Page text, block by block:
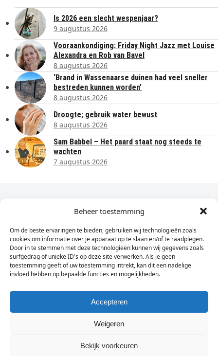
Beheer toestemming
Om de beste ervaringen te bieden, gebruiken wij technologieën zoals
cookies om informatie over je apparaat op te slaan en/of te raadplegen.
Door in te stemmen met deze technologieën kunnen wij gegevens zoals
surfgedrag of unieke ID's op deze site verwerken. Als je geen
toestemming geeft of uw toestemming intrekt, kan dit een nadelige
invloed hebben op bepaalde functies en mogelijkheden.
Accepteren
Weigeren
Bekijk voorkeuren
Is 2026 een slecht wespenjaar?
9 augustus 2026
Vooraankondiging: Friday Night Jazz met Louise
Alexandra en Rob van Bavel
8 augustus 2026
‘Brand in Wassenaarse duinen had veel sneller
bestreden kunnen worden’
8 augustus 2026
Droogte; gebruik water bewust
8 augustus 2026
Sam Babbel – Het paard staat nog steeds te
wachten
7 augustus 2026
Dagelijks het laatste nieuws in je e-mail?
Vul
hier
je
e-
mailadres
in
Sign Up